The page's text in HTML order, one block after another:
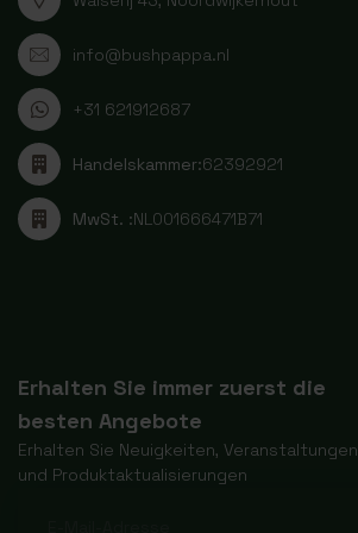
info@bushpappa.nl
+31 621912687
Handelskammer:62392921
MwSt. :NL001666471B71
Erhalten Sie immer zuerst die
besten Angebote
Erhalten Sie Neuigkeiten, Veranstaltungen
und Produktaktualisierungen